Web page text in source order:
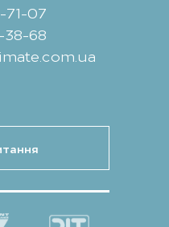
71-07
38-68